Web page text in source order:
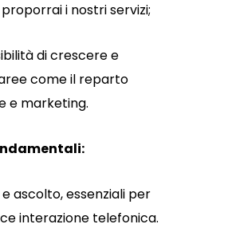
i nostri servizi;
di crescere e
come il reparto
e marketing.
ascolto, essenziali per
interazione telefonica.